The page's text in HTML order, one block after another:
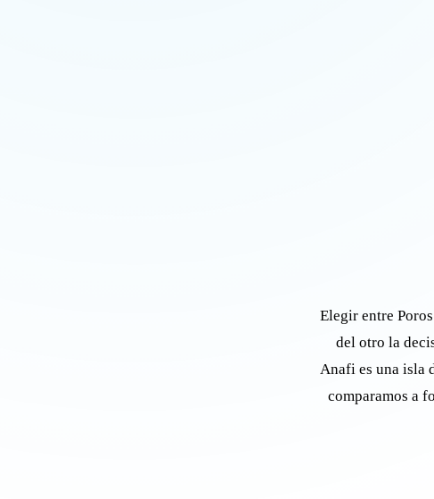
Elegir entre
del otro la
Anafi es una isla
comparamos a